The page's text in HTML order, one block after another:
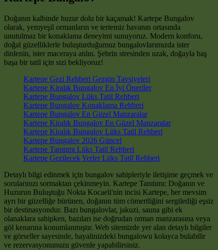
Doğanın kalbinde huzur dolu bir kaçamak! Kartepe Bungalov
olarak, yemyeşil ormanların ve tertemiz havanın ortasında
unutulmaz bir konaklama deneyimi sunuyoruz. Modern konforu,
doğal güzelliklerle buluşturduğumuz bungalovlarımızda ister
dinlenin, ister maceraya atılın. Şehrin stresinden uzak, doğayla baş
başa bir tatil için sizi bekliyoruz!
Kartepe Gezi Rehberi Gezgin Tavsiyeleri
Kartepe Kiralık Bungalov En İyi Öneriler
Kartepe Bungalov Lüks Tatil Rehberi
Kartepe Bungalov Konaklama Rehberi
Kartepe Bungalov En Güzel Manzaralar
Kartepe Kiralık Bungalov En Güzel Manzaralar
Kartepe Kiralık Bungalov Lüks Tatil Rehberi
Kartepe Bungalov 2026 Güncel
Kartepe Tanıtımı Lüks Tatil Rehberi
Kartepe Gezilecek Yerler Lüks Tatil Rehberi
Detaylı bilgi edinmek için bungalov sahipleriyle iletişime geçmek ve
sorularınızı sormaktan çekinmeyin. Kartepe Tanıtımı: Doğanın ve
Huzurun Buluştuğu Nokta Kocaeli'nin incisi Kartepe, her mevsim
ayrı bir güzelliğe bürünen, doğanın tüm cömertliğini sergilediği eşsiz
bir destinasyondur. Bazı bungalovlar, jakuzi, sauna gibi ek
olanaklara sahipken, bazıları ise doğrudan orman manzarasına veya
göl kenarına konumlanmıştır. Web sitemizde yer alan detaylı bilgiler
ve görseller sayesinde, hayalinizdeki bungalowu kolayca bulabilir
ve rezervasyonunuzu güvenle yapabilirsiniz.